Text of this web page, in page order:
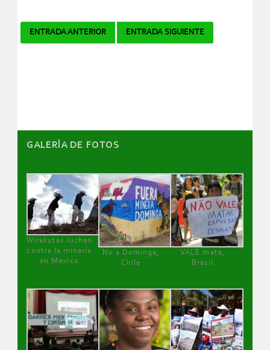
Navegador
ENTRADA ANTERIOR ENTRADA SIGUIENTE
GALERÌA DE FOTOS
Wirakutas luchan
contra la minería
en México
No a Dominga,
Chile
VALE mata,
Brasil